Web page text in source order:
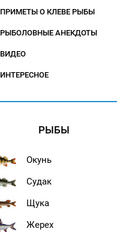
ПРИМЕТЫ О КЛЕВЕ РЫБЫ
РЫБОЛОВНЫЕ АНЕКДОТЫ
ВИДЕО
ИНТЕРЕСНОЕ
РЫБЫ
Окунь
Судак
Щука
Жерех